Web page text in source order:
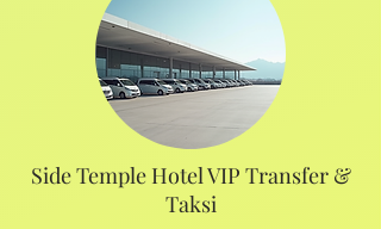
Side Temple Hotel VIP Transfer &
Taksi